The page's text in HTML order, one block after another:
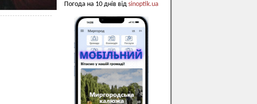
Погода на 10 днів від sinoptik.ua